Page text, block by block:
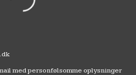
med personfølsomme oplysninger